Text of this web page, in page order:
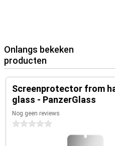
Onlangs bekeken
producten
Screenprotector from
glass - PanzerGlass
Nog geen reviews
0 sterren